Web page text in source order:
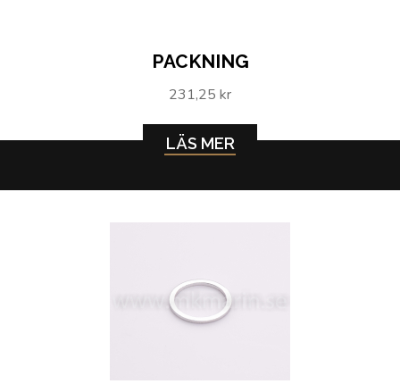
PACKNING
231,25 kr
LÄS MER